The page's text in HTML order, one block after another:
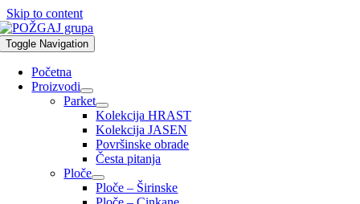
Skip to content
Toggle Navigation
Početna
Proizvodi
Parket
Kolekcija HRAST
Kolekcija JASEN
Površinske obrade
Česta pitanja
Ploče
Ploče – Širinske